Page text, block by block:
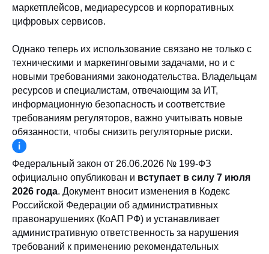
маркетплейсов, медиаресурсов и корпоративных
цифровых сервисов.
Однако теперь их использование связано не только с
техническими и маркетинговыми задачами, но и с
новыми требованиями законодательства. Владельцам
ресурсов и специалистам, отвечающим за ИТ,
информационную безопасность и соответствие
требованиям регуляторов, важно учитывать новые
обязанности, чтобы снизить регуляторные риски.
Федеральный закон от 26.06.2026 № 199-ФЗ
официально опубликован и вступает в силу 7 июля
2026 года. Документ вносит изменения в Кодекс
Российской Федерации об административных
правонарушениях (КоАП РФ) и устанавливает
административную ответственность за нарушения
требований к применению рекомендательных